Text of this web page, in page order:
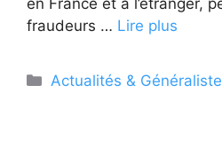
fraudeurs … Lire plus
Catégories
Actualités & Généraliste